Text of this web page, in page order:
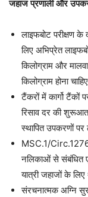
जहाज प्रणाली और
लाइफबोट परीक्षण के
लिए अभिप्रेत
किलोग्राम और
किलोग्राम होना
टैंकरों में कार्गो टैंकों
रिसाव दर की
स्थापित उपकरणों पर
MSC.1/
नलिकाओं से संबंधित
यात्री जहाजों के लिए
संरचनात्मक अग्नि